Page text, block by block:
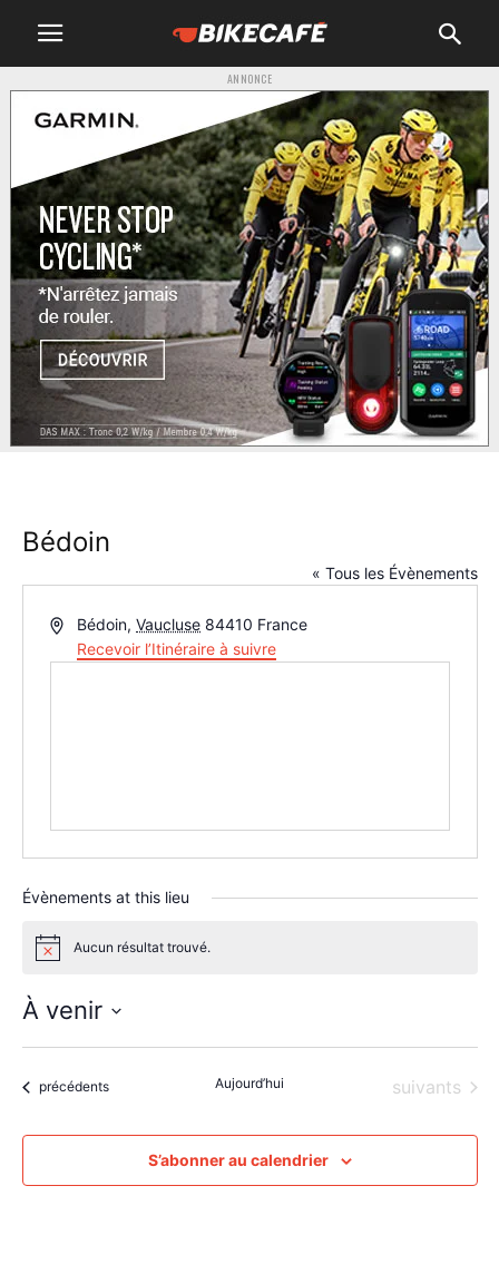
ANNONCE
Bédoin
« Tous les Évènements
Adresse
Bédoin, Vaucluse 84410 France
Recevoir l’Itinéraire à suivre
Évènements at this lieu
NoticeAucun résultat trouvé.
À venir
date.Évènements
précédents Aujourd’hui Évènements
suivants
S’abonner au calendrier